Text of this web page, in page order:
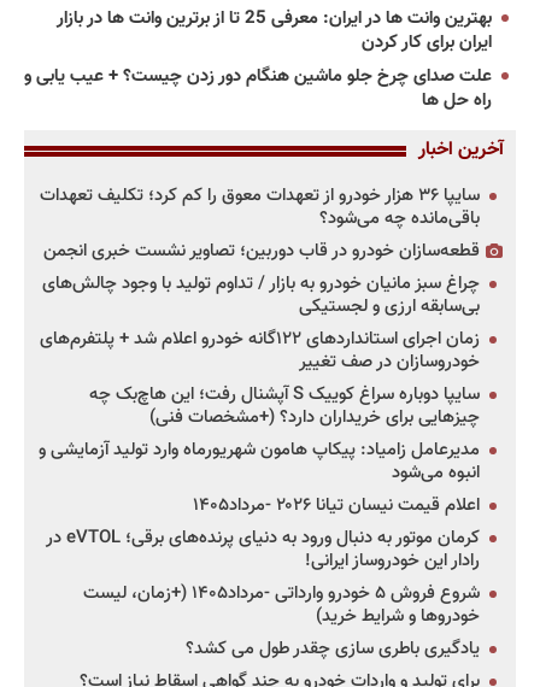
بهترین وانت ها در ایران: معرفی 25 تا از برترین وانت ها در بازار
ایران برای کار کردن
علت صدای چرخ جلو ماشین هنگام دور زدن چیست؟ + عیب یابی و
راه حل ها
آخرین اخبار
سایپا ۳۶ هزار خودرو از تعهدات معوق را کم کرد؛ تکلیف تعهدات
باقی‌مانده چه می‌شود؟
قطعه‌سازان خودرو در قاب دوربین؛ تصاویر نشست خبری انجمن
چراغ سبز مانیان خودرو به بازار / تداوم تولید با وجود چالش‌های
بی‌سابقه ارزی و لجستیکی
زمان اجرای استانداردهای ۱۲۲گانه خودرو اعلام شد + پلتفرم‌های
خودروسازان در صف تغییر
سایپا دوباره سراغ کوییک S آپشنال رفت؛ این هاچ‌بک چه
چیزهایی برای خریداران دارد؟ (+مشخصات فنی)
مدیرعامل زامیاد: پیکاپ هامون شهریورماه وارد تولید آزمایشی و
انبوه می‌شود
اعلام قیمت نیسان تیانا ۲۰۲۶ -مرداد۱۴۰۵
کرمان موتور به دنبال ورود به دنیای پرنده‌های برقی؛ eVTOL در
رادار این خودروساز ایرانی!
شروع فروش ۵ خودرو وارداتی -مرداد۱۴۰۵ (+زمان، لیست
خودروها و شرایط خرید)
یادگیری باطری سازی چقدر طول می کشد؟